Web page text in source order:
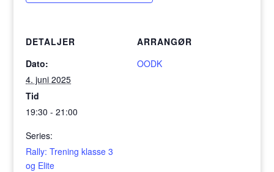
DETALJER
Dato:
4. juni 2025
Tid
19:30 - 21:00
Series:
Rally: Trening klasse 3
og Elite
ARRANGØR
OODK